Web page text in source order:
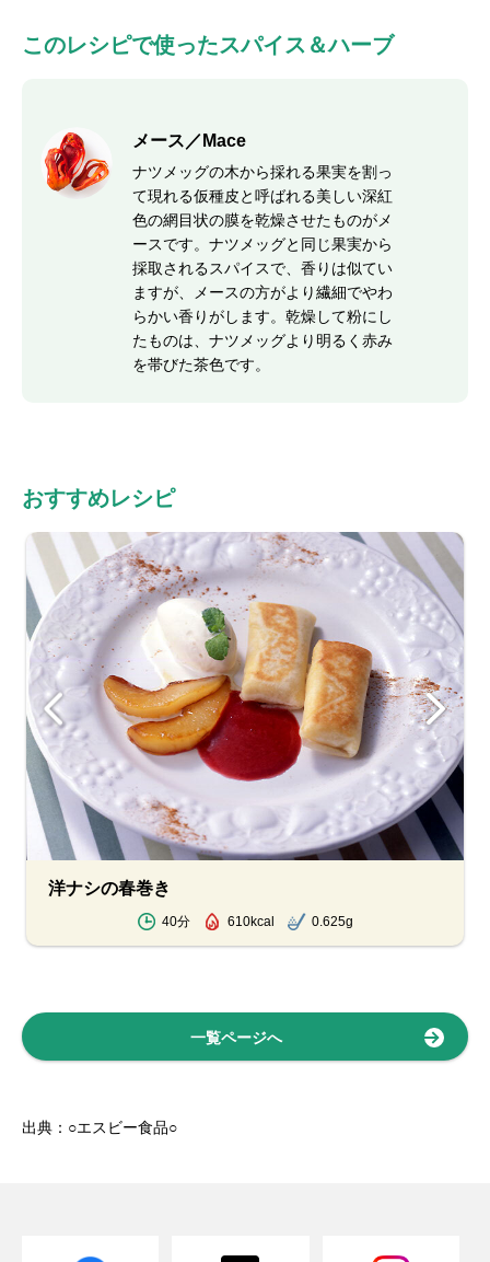
このレシピで使ったスパイス＆ハーブ
メース／Mace
ナツメッグの木から採れる果実を割っ
て現れる仮種皮と呼ばれる美しい深紅
色の網目状の膜を乾燥させたものがメ
ースです。ナツメッグと同じ果実から
採取されるスパイスで、香りは似てい
ますが、メースの方がより繊細でやわ
らかい香りがします。乾燥して粉にし
たものは、ナツメッグより明るく赤み
を帯びた茶色です。
おすすめレシピ
洋ナシの春巻き
40分 610kcal 0.625g
一覧ページへ
出典：○エスビー食品○